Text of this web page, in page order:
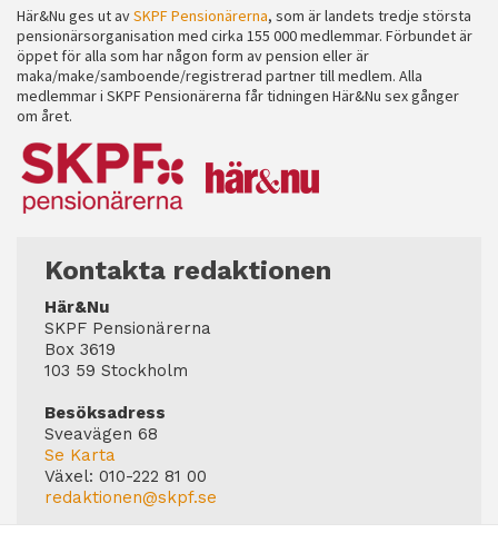
Här&Nu ges ut avSKPF Pensionärerna, som är landets tredje största
pensionärsorganisation med cirka 155 000 medlemmar. Förbundet är
öppet för alla som har någon form av pension eller är
maka/make/samboende/registrerad partner till medlem. Alla
medlemmar i SKPF Pensionärerna får tidningen Här&Nu sex gånger
om året.
Kontakta redaktionen
Här&Nu
SKPF Pensionärerna
Box 3619
103 59 Stockholm
Besöksadress
Sveavägen 68
Se Karta
Växel: 010-222 81 00
redaktionen@skpf.se